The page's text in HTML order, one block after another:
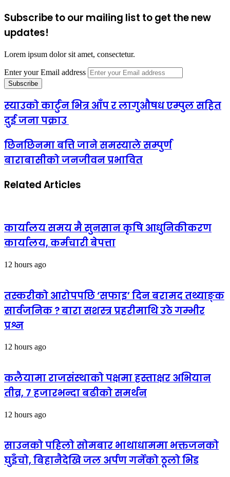
Subscribe to our mailing list to get the new
updates!
Lorem ipsum dolor sit amet, consectetur.
Enter your Email address
स्याउको कार्टुन भित्र आँप र लागुऔषध एम्पुल सहित
दुई जना पक्राउ
छिनछिनमा बत्ति जाने समस्याले सम्पुर्ण
बाराबासीको जनजीवन प्रभावित
Related Articles
कार्यालय समय मै सुनसान कृषि आधुनिकीकरण
कार्यालय, कर्मचारी बेपत्ता
12 hours ago
तस्करीको आरोपपछि ‘सफाइ’ दिन बरामद तथ्याङ्क
सार्वजनिक ? बारा सशस्त्र प्रहरीमाथि उठे गम्भीर
प्रश्न
12 hours ago
कलैयामा राजसंस्थाको पक्षमा हस्ताक्षर अभियान
तीव्र, ७ हजारभन्दा बढीको समर्थन
12 hours ago
साउनको पहिलो सोमबार भाथाधाममा भक्तजनको
घुइँचो, बिहानैदेखि जल अर्पण गर्नेको ठूलो भिड